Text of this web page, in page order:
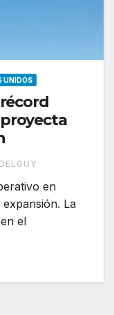
UNIDOS
en
La
el